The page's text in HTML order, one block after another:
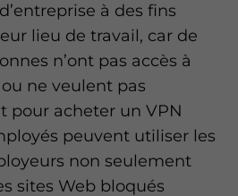
à des fins
lieu de travail, car de
n’ont pas accès à
ne veulent pas
pour acheter un VPN
peuvent utiliser les
non seulement
sites Web bloqués